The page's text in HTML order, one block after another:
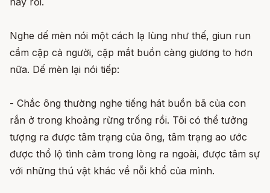
Nghe dế mèn nói một cách lạ lùng như thế, giun run
cầm cập cả người, cặp mắt buồn càng giương to hơn
nữa. Dế mèn lại nói tiếp:
- Chắc ông thường nghe tiếng hát buồn bã của con
rắn ở trong khoảng rừng trống rồi. Tôi có thể tưởng
tượng ra được tâm trạng của ông, tâm trạng ao ước
được thổ lộ tình cảm trong lòng ra ngoài, được tâm sự
với những thú vật khác về nỗi khổ của mình.